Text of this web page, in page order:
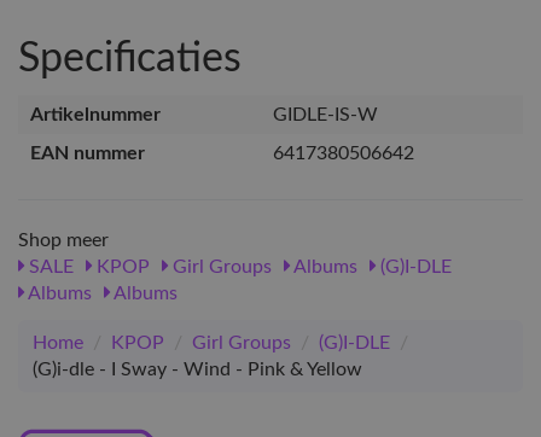
Specificaties
Artikelnummer
GIDLE-IS-W
EAN nummer
6417380506642
Shop meer
SALE
KPOP Girl Groups Albums
(G)I-DLE
Albums
Albums
Home / KPOP / Girl Groups / (G)I-DLE
/
(G)i-dle - I Sway - Wind - Pink & Yellow